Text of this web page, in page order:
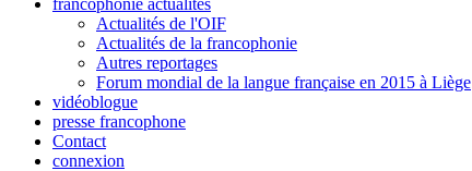
francophonie actualités
Actualités de l'OIF
Actualités de la francophonie
Autres reportages
Forum mondial de la langue française en 2015 à Liège
vidéoblogue
presse francophone
Contact
connexion